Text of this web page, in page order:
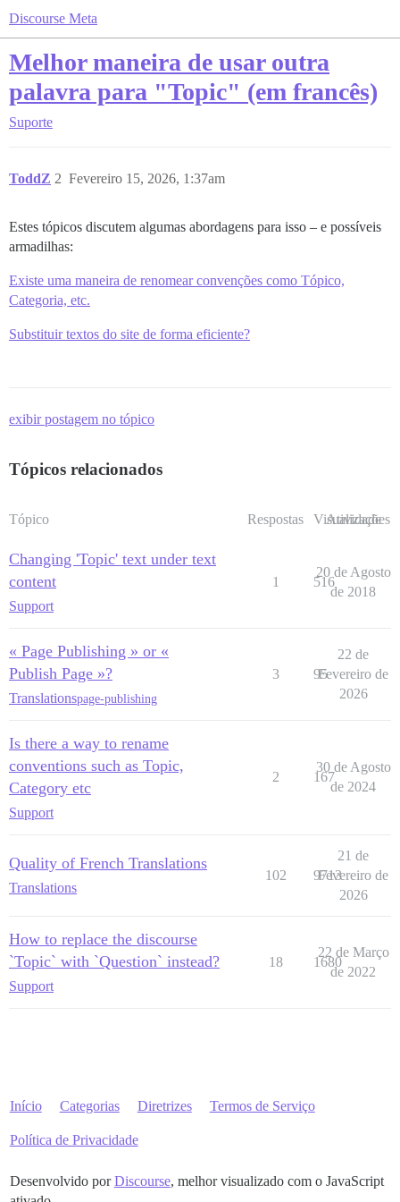
Discourse Meta
Melhor maneira de usar outra
palavra para "Topic" (em francês)
Suporte
ToddZ Fevereiro 15, 2026, 1:37am
2
Estes tópicos discutem algumas abordagens para isso – e possíveis
armadilhas:
Existe uma maneira de renomear convenções como Tópico,
Categoria, etc.
Substituir textos do site de forma eficiente?
exibir postagem no tópico
Tópicos relacionados
Tópico Respostas Visualizações
Atividade
Changing 'Topic' text under text
content
Support
1 516
20 de Agosto
de 2018
« Page Publishing » or «
Publish Page »?
Translationspage-publishing
3 95
22 de
Fevereiro de
2026
Is there a way to rename
conventions such as Topic,
Category etc
Support
2 167
30 de Agosto
de 2024
Quality of French Translations
Translations
102 9713
21 de
Fevereiro de
2026
How to replace the discourse
`Topic` with `Question` instead?
Support
18 1680
22 de Março
de 2022
Início Categorias Diretrizes Termos de Serviço
Política de Privacidade
Desenvolvido porDiscourse, melhor visualizado com o JavaScript